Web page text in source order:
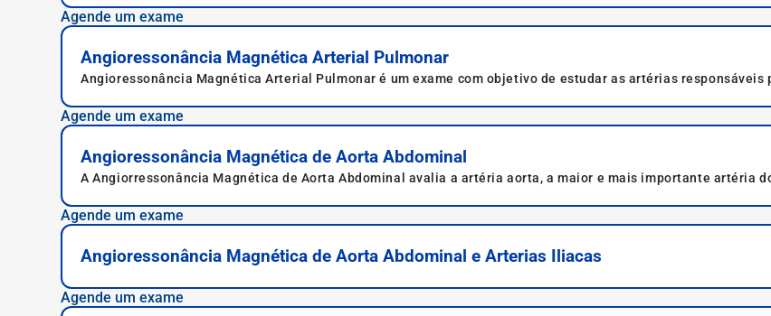
Agende um exame
Angioressonância Magnética Arterial Pulmonar
Angioressonância Magnética Arterial Pulmonar é um exame com objetivo de estudar as artérias responsáveis
Agende um exame
Angioressonância Magnética de Aorta Abdominal
A Angiorressonância Magnética de Aorta Abdominal avalia a artéria aorta, a maior e mais importante artéria
Agende um exame
Angioressonância Magnética de Aorta Abdominal e Arterias Iliacas
Agende um exame